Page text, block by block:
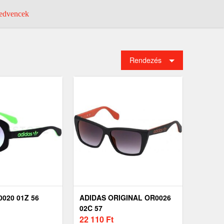
Rendezés
01Z 56
ADIDAS ORIGINAL OR0026
02C 57
22 110 Ft